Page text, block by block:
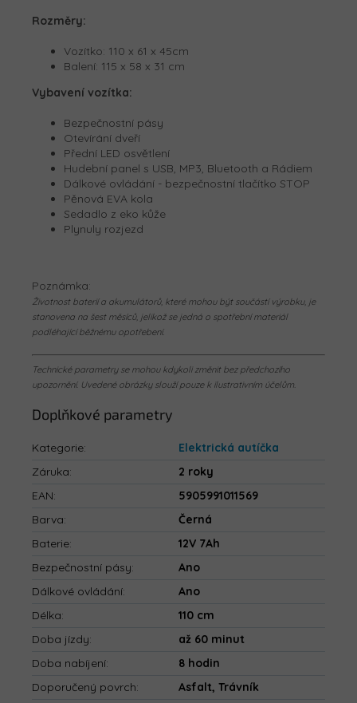
Rozměry:
Vozítko: 110 x 61 x 45cm
Balení: 115 x 58 x 31 cm
Vybavení vozítka:
Bezpečnostní pásy
Otevírání dveří
Přední LED osvětlení
Hudební panel s USB, MP3, Bluetooth a Rádiem
Dálkové ovládání - bezpečnostní tlačítko STOP
Pěnová EVA kola
Sedadlo z eko kůže
Plynuly rozjezd
Poznámka:
Životnost baterií a akumulátorů, které mohou být součástí výrobku, je
stanovena na šest měsíců, jelikož se jedná o spotřební materiál
podléhající běžnému opotřebení.
Technické parametry se mohou kdykoli změnit bez předchozího
upozornění. Uvedené obrázky slouží pouze k ilustrativním účelům.
Doplňkové parametry
Kategorie:
Elektrická autíčka
Záruka:
2 roky
EAN:
5905991011569
Barva:
Černá
Baterie:
12V 7Ah
Bezpečnostní pásy:
Ano
Dálkové ovládání:
Ano
Délka:
110 cm
Doba jízdy:
až 60 minut
Doba nabíjení:
8 hodin
Doporučený povrch:
Asfalt, Trávník